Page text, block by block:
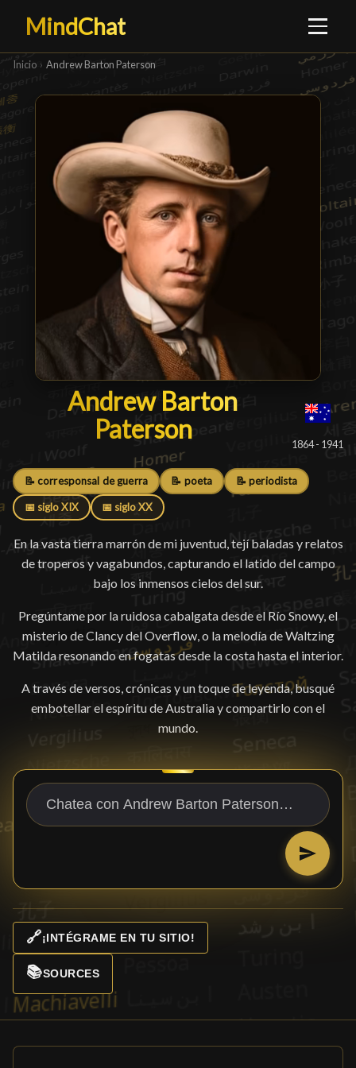
MindChat
Inicio › Andrew Barton Paterson
Andrew Barton Paterson
Andrew Barton
Paterson█ 1864 - 1941
📝 corresponsal de guerra 📝 poeta 📝 periodista
📅 siglo XIX 📅 siglo XX
En la vasta tierra marrón de mi juventud, tejí baladas y relatos
de troperos y vagabundos, capturando el latido del campo
bajo los inmensos cielos del sur.
Pregúntame por la ruidosa cabalgata desde el Río Snowy, el
misterio de Clancy del Overflow, o la melodía de Waltzing
Matilda resonando en fogatas desde la costa hasta el interior.
A través de versos, crónicas y un toque de leyenda, busqué
embotellar el espíritu de Australia y compartirlo con el
mundo.
🔗¡INTÉGRAME EN TU SITIO!
📚SOURCES